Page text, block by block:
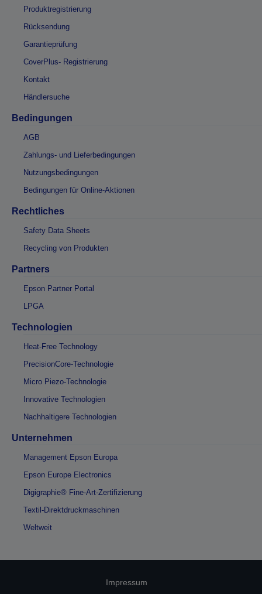
Produktregistrierung
Rücksendung
Garantieprüfung
CoverPlus- Registrierung
Kontakt
Händlersuche
Bedingungen
AGB
Zahlungs- und Lieferbedingungen
Nutzungsbedingungen
Bedingungen für Online-Aktionen
Rechtliches
Safety Data Sheets
Recycling von Produkten
Partners
Epson Partner Portal
LPGA
Technologien
Heat-Free Technology
PrecisionCore-Technologie
Micro Piezo-Technologie
Innovative Technologien
Nachhaltigere Technologien
Unternehmen
Management Epson Europa
Epson Europe Electronics
Digigraphie® Fine-Art-Zertifizierung
Textil-Direktdruckmaschinen
Weltweit
Impressum